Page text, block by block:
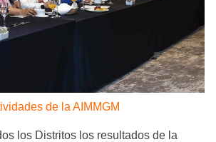
de la AIMMGM
los Distritos los resultados de la